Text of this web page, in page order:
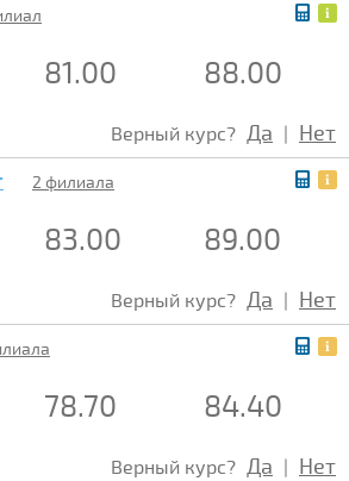
81.00 88.00
Верный курс? Да | Нет
2 филиала
83.00 89.00
Верный курс? Да | Нет
78.70 84.40
Верный курс? Да | Нет